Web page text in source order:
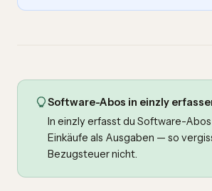
Software-Abos in einzly
In einzly erfasst du Software-
Einkäufe als Ausgaben — so
Bezugsteuer nicht.